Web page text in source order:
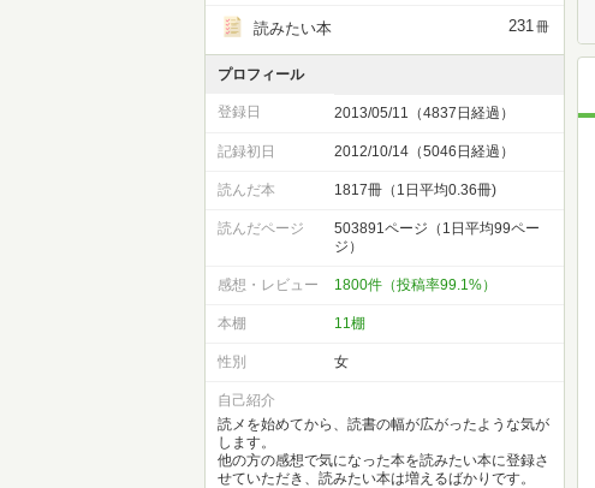
読みたい本 231冊
プロフィール
登録日 2013/05/11（4837日経過）
記録初日 2012/10/14（5046日経過）
読んだ本 1817冊（1日平均0.36冊)
読んだページ
503891ページ（1日平均99ペー
ジ）
感想・レビュー 1800件（投稿率99.1%）
本棚 11棚
性別 女
自己紹介
読メを始めてから、読書の幅が広がったような気が
します。
他の方の感想で気になった本を読みたい本に登録さ
せていただき、読みたい本は増えるばかりです。